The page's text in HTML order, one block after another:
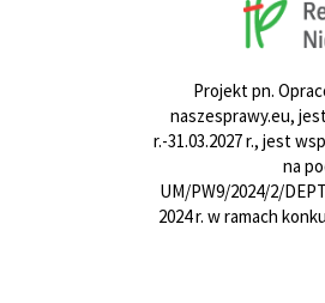
Projekt pn.
naszesprawy.eu,
r.-31.03.2027 r., jest
na
UM/PW9/2024/2/
2024 r. w ramach